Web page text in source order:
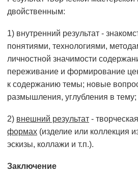
двойственным:
1) внутренний результат -
понятиями, технологиями,
личностной значимости
переживание и формирование
к содержанию темы; новые
размышления, углубления в тему;
2) внешний результат -
формах (изделие или коллекция
эскизы, коллажи и т.п.).
Заключение